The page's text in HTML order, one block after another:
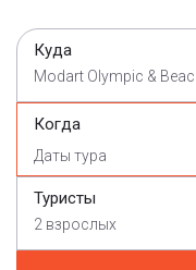
Куда
Modart Olympic &
Когда
Туристы
2 взрослых